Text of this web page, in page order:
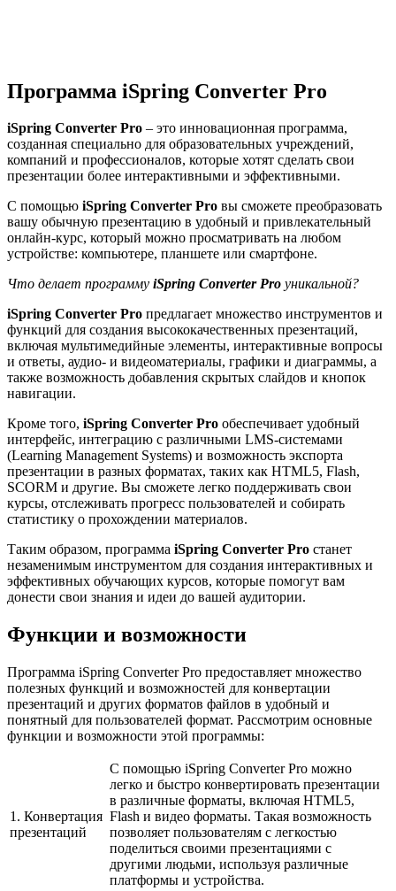
Программа iSpring Converter Pro
iSpring Converter Pro – это инновационная программа,
созданная специально для образовательных учреждений,
компаний и профессионалов, которые хотят сделать свои
презентации более интерактивными и эффективными.
С помощью iSpring Converter Pro вы сможете преобразовать
вашу обычную презентацию в удобный и привлекательный
онлайн-курс, который можно просматривать на любом
устройстве: компьютере, планшете или смартфоне.
Что делает программу iSpring Converter Pro уникальной?
iSpring Converter Pro предлагает множество инструментов и
функций для создания высококачественных презентаций,
включая мультимедийные элементы, интерактивные вопросы
и ответы, аудио- и видеоматериалы, графики и диаграммы, а
также возможность добавления скрытых слайдов и кнопок
навигации.
Кроме того, iSpring Converter Pro обеспечивает удобный
интерфейс, интеграцию с различными LMS-системами
(Learning Management Systems) и возможность экспорта
презентации в разных форматах, таких как HTML5, Flash,
SCORM и другие. Вы сможете легко поддерживать свои
курсы, отслеживать прогресс пользователей и собирать
статистику о прохождении материалов.
Таким образом, программа iSpring Converter Pro станет
незаменимым инструментом для создания интерактивных и
эффективных обучающих курсов, которые помогут вам
донести свои знания и идеи до вашей аудитории.
Функции и возможности
Программа iSpring Converter Pro предоставляет множество
полезных функций и возможностей для конвертации
презентаций и других форматов файлов в удобный и
понятный для пользователей формат. Рассмотрим основные
функции и возможности этой программы:
1. Конвертация
презентаций
С помощью iSpring Converter Pro можно
легко и быстро конвертировать презентации
в различные форматы, включая HTML5,
Flash и видео форматы. Такая возможность
позволяет пользователям с легкостью
поделиться своими презентациями с
другими людьми, используя различные
платформы и устройства.